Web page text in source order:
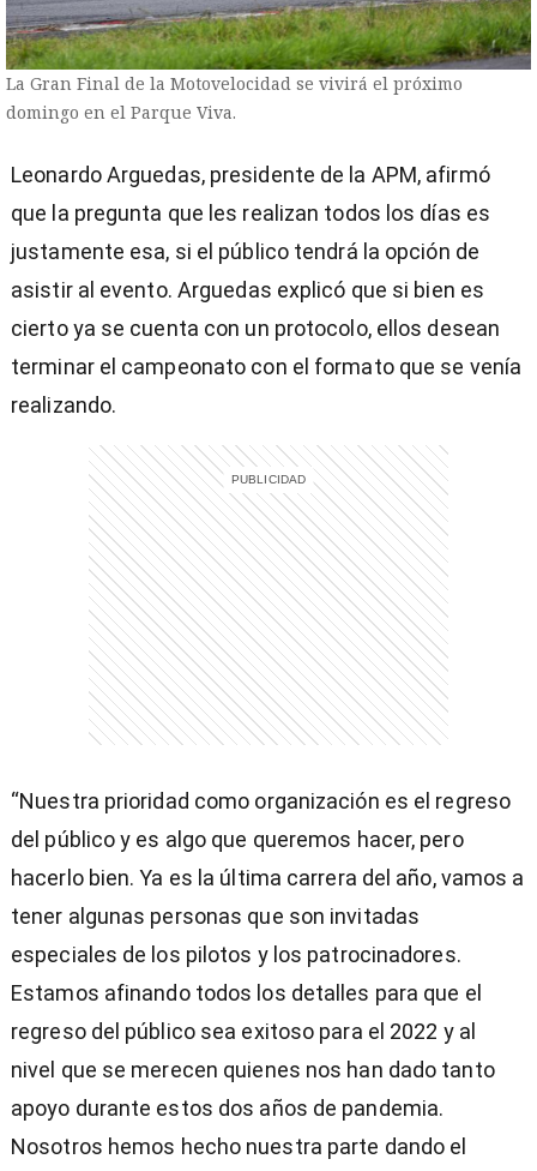
La Gran Final de la Motovelocidad se vivirá el próximo
domingo en el Parque Viva.
Leonardo Arguedas, presidente de la APM, afirmó
que la pregunta que les realizan todos los días es
justamente esa, si el público tendrá la opción de
asistir al evento. Arguedas explicó que si bien es
cierto ya se cuenta con un protocolo, ellos desean
terminar el campeonato con el formato que se venía
realizando.
“Nuestra prioridad como organización es el regreso
del público y es algo que queremos hacer, pero
hacerlo bien. Ya es la última carrera del año, vamos a
tener algunas personas que son invitadas
especiales de los pilotos y los patrocinadores.
Estamos afinando todos los detalles para que el
regreso del público sea exitoso para el 2022 y al
nivel que se merecen quienes nos han dado tanto
apoyo durante estos dos años de pandemia.
Nosotros hemos hecho nuestra parte dando el